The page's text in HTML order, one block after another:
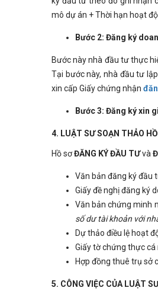
mô dự án + Thời hạn hoạt
Bước 2: Đăng ký
Bước này nhà đầu tư thực
Tại bước này, nhà đầu tư
xin cấp Giấy chứng nhận
Bước 3: Đăng ký xin
4. LUẬT SƯ SOẠN THẢO
Hồ sơĐĂNG KÝ ĐẦU TƯvà
Văn bản đăng ký đầu
Giấy đề nghị đăng ký
Văn bản chứng minh
số dư tài khoản với
Dự thảo điều lệ hoạt
Giấy tờ chứng thực
Hợp đồng thuê trụ sở
5. CÔNG VIỆC CỦA LUẬT